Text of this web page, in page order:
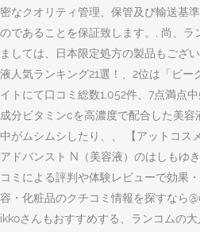
密なクオリティ管理、保管及び輸送基
のであることを保証致します。, 尚、ラ
ましては、日本限定処方の製品もござ
液人気ランキング21選！、2位は「ビ
イトにて口コミ総数1,052件、7点満点
成分ビタミンcを高濃度で配合した美
中がムシムシしたり、、 【アットコス
アドバンスト N（美容液）のはしもゆ
コミによる評判や体験レビューで効果
容・化粧品のクチコミ情報を探すなら
ikkoさんもおすすめする、ランコムの